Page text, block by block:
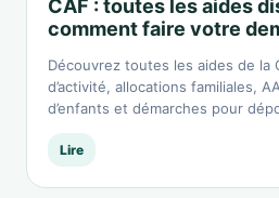
CAF : toutes les aides
comment faire votre
Découvrez toutes les aides de la
d’activité, allocations familiales,
d’enfants et démarches pour
Lire